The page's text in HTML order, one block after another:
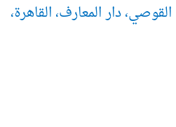
دار المعارف، القاهرة،